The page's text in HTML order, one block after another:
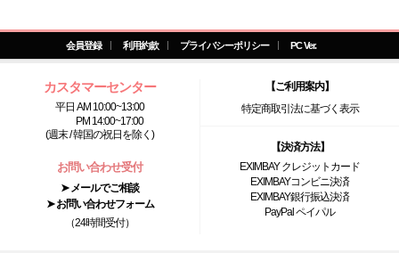
会員登録 利用約款 プライバシーポリシー PC Ver.
カスタマーセンター
平日 AM 10:00~13:00
PM 14:00~17:00
(週末 / 韓国の祝日を除く)
お問い合わせ受付
➤ メールでご相談
➤ お問い合わせフォーム
（24時間受付）
【ご利用案内】
特定商取引法に基づく表示
【決済方法】
EXIMBAY クレジットカード
EXIMBAYコンビニ決済
EXIMBAY銀行振込決済
PayPal ペイパル